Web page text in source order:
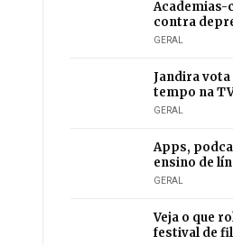
Academias-
contra
GERAL
Jandira vota
tempo na
GERAL
Apps,
ensino de
GERAL
Veja o que
festival de